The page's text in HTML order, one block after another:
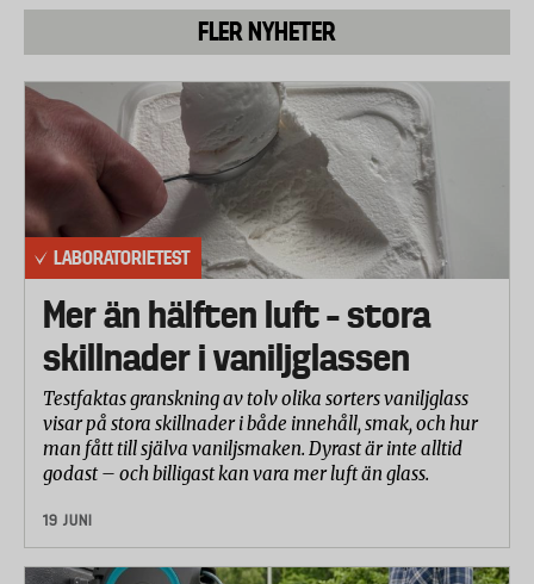
meter över grusad asfalt. Slitaget bedömdes visuellt.
Fallprov
Pulkorna kyldes ned till –20°C under 12 timmar.
Pulkan lastades mes 55 kilo och släpptes från 20
centimeters höjd. Samma test utfördes då pulkan var
lastad med drygt 100 kilo.
Hållfasthet snöre
Pulkans snöre monteras i en dragprovmaskin och
dras till dess att snöret går sönder. Kraften som
krävs för brott mättes i Newton.
Stabilitet
Laboratoriet mätte vinkeln som krävs för att pulkan
ska tippa över åt sidan. Ju större vinkel, desto bättre.
Glidförmåga
Pulkan lastades med 50 kilo och placerades på ett
FLER NYHETER
LABORATORIETEST
Mer än hälften luft – stora
skillnader i vaniljglassen
Testfaktas granskning av tolv olika sorters vaniljglass
visar på stora skillnader i både innehåll, smak, och hur
man fått till själva vaniljsmaken. Dyrast är inte alltid
godast – och billigast kan vara mer luft än glass.
19 JUNI